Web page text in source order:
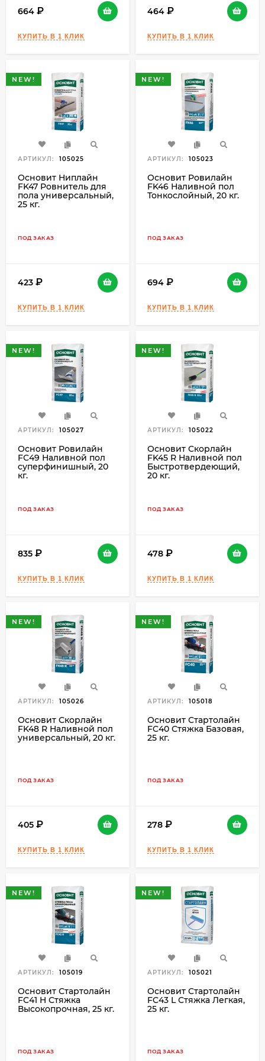
664 464
NEW!
АРТИКУЛ: 105025
Основит Ниплайн
FK47 Ровнитель для
пола универсальный,
25 кг.
ПОД ЗАКАЗ
423
NEW!
АРТИКУЛ: 105023
Основит Ровилайн
FK46 Наливной пол
Тонкослойный, 20 кг.
ПОД ЗАКАЗ
694
NEW!
АРТИКУЛ: 105027
Основит Ровилайн
FС49 Наливной пол
суперфинишный, 20
кг.
ПОД ЗАКАЗ
835
NEW!
АРТИКУЛ: 105022
Основит Скорлайн
FK45 R Наливной пол
Быстротвердеющий,
20 кг.
ПОД ЗАКАЗ
478
NEW!
АРТИКУЛ: 105026
Основит Скорлайн
FK48 R Наливной пол
универсальный, 20 кг.
ПОД ЗАКАЗ
405
NEW!
АРТИКУЛ: 105018
Основит Стартолайн
FC40 Стяжка Базовая,
25 кг.
ПОД ЗАКАЗ
278
NEW!
АРТИКУЛ: 105019
Основит Стартолайн
FC41 H Стяжка
Высокопрочная, 25 кг.
ПОД ЗАКАЗ
NEW!
АРТИКУЛ: 105021
Основит Стартолайн
FC43 L Стяжка Легкая,
25 кг.
ПОД ЗАКАЗ